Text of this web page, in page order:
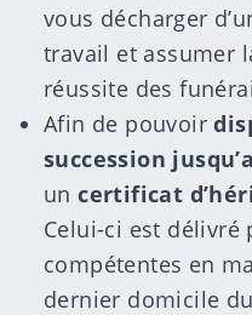
vous décharger
travail et assumer
réussite des
Afin de pouvoir
succession
uncertificat
Celui-ci est délivré
compétentes en
dernier domicile